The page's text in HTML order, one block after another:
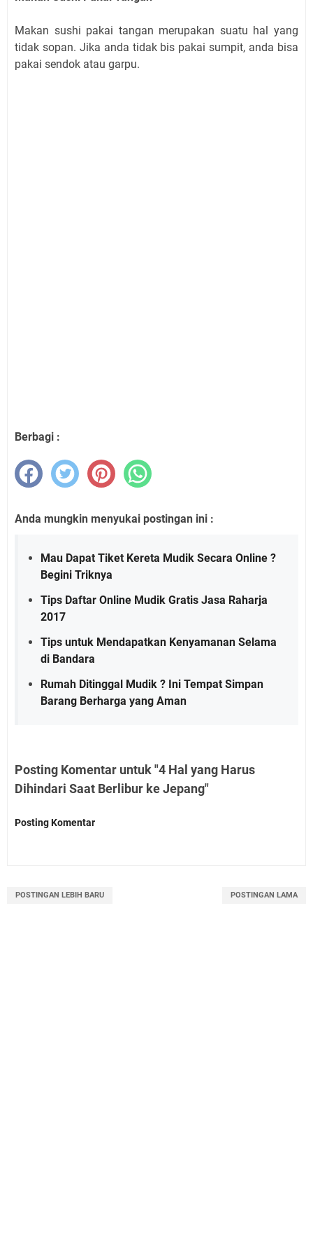
Makan sushi pakai tangan merupakan suatu hal yang
tidak sopan. Jika anda tidak bis pakai sumpit, anda bisa
pakai sendok atau garpu.
Berbagi :
Anda mungkin menyukai postingan ini :
Mau Dapat Tiket Kereta Mudik Secara Online ?
Begini Triknya
Tips Daftar Online Mudik Gratis Jasa Raharja
2017
Tips untuk Mendapatkan Kenyamanan Selama
di Bandara
Rumah Ditinggal Mudik ? Ini Tempat Simpan
Barang Berharga yang Aman
Posting Komentar untuk "4 Hal yang Harus
Dihindari Saat Berlibur ke Jepang"
Posting Komentar
POSTINGAN LEBIH BARU POSTINGAN LAMA